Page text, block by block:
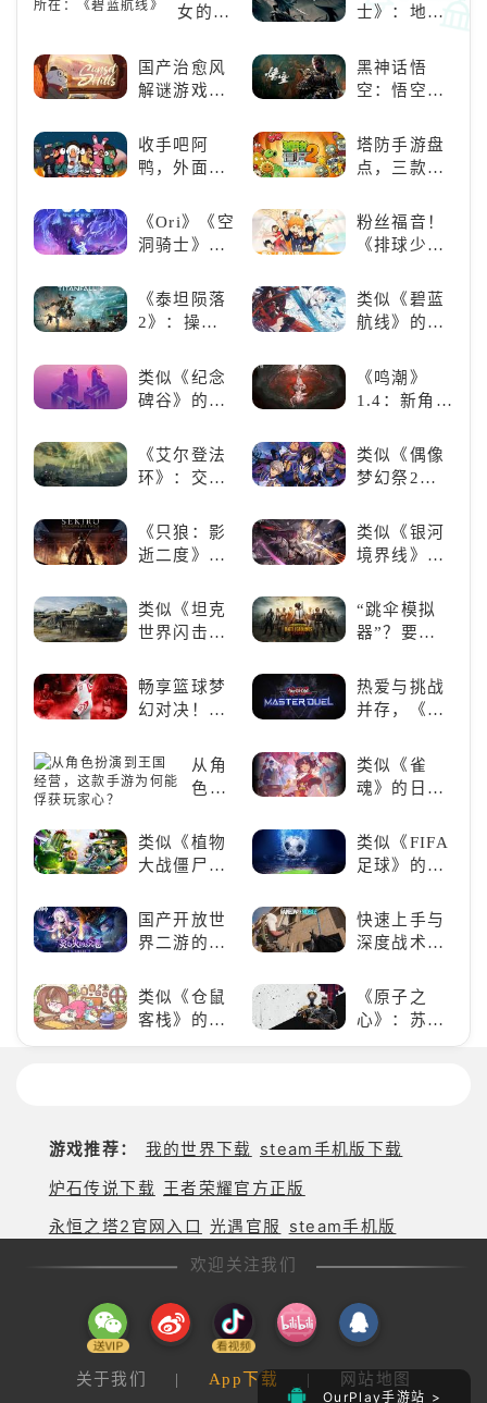
OurPlay手游站 >
女的魅
在：
《碧蓝
航线》
士》：地下
探索与极致
冒险
国产治愈风
解谜游戏
丘》
黑神话悟
空：悟空携
来，游戏界
的东方巨
收手吧阿
鸭，外面全
塔防手游盘
点，三款不
防佳作
《Ori》《空
洞骑士》
胞》横向对
比，不知道
粉丝福音！
《排球少
HIGH!!》手
游还原经典
《泰坦陨落
2》：操控
未来战场；
跑酷突袭，
改写战斗格
类似《碧蓝
航线》的养
养成你的梦
想！
类似《纪念
碑谷》的解
荐：体验沉
浸式解谜，
拾取遗失的
《鸣潮》
1.4：新角
情，全新冒
险体验！
《艾尔登法
环》：交界
奇与魂系新
巅峰
类似《偶像
梦幻祭2》
游推荐：完
美还原偶像
像团
《只狼：影
逝二度》：
魄的忍者之
旅
类似《银河
境界线》的
类手游推
荐：极致策
类似《坦克
世界闪击
（WOTB）
的军事类游
爱的装备出
发吧！
“跳伞模拟
器”？要
“刚”？
畅享篮球梦
幻对决！
2K24梦幻球
队》类似游
热爱与挑战
并存，《游
决斗》，牌
佬都爱玩的
游戏是啥
从角
色扮
王国
经
手游
为何
获玩
家
类似《雀
魂》的日系
好看的ACG
看板娘们等
类似《植物
大战僵尸》
游戏，休闲
娱乐尽在手
类似《FIFA
足球》的足
荐！快来赢
得世界冠军
国产开放世
界二游的里
神》
快速上手与
深度战术兼
六号M》是
否值得入
类似《仓鼠
客栈》的萌
宠类游戏推
《原子之
心》：苏联
科幻风下的
游戏推荐： 我的世界下载 steam手机版下载
炉石传说下载 王者荣耀官方正版
永恒之塔2官网入口
光遇官服
steam手机版
欢迎关注我们
关于我们 | App下载 | 网站地图